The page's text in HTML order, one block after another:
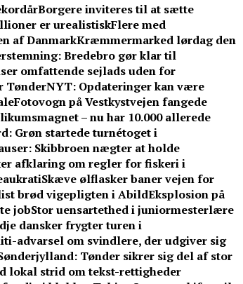
Borgere inviteres til at sætte
er urealistiskFlere med
af DanmarkKræmmermarked lørdag den
Bredebro gør klar til
omfattende sejlads uden for
TønderNYT: Opdateringer kan være
Fotovogn på Vestkystvejen fangede
– nu har 10.000 allerede
Grøn startede turnétoget i
Skibbroen nægter at holde
afklaring om regler for fiskeri i
Skæve ølflasker baner vejen for
brød vigepligten i AbildEksplosion på
jobStor uensartethed i juniormesterlære
dansker frygter turen i
advarsel om svindlere, der udgiver sig
Tønder sikrer sig del af stor
lokal strid om tekst-rettigheder